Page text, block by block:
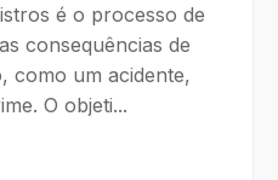
é o processo de
consequências de
como um acidente,
O objeti...